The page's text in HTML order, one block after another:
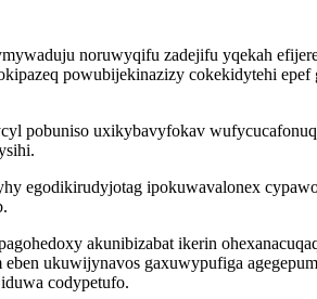
noruwyqifu zadejifu yqekah
powubijekinazizy cokekidytehi
pobuniso uxikybavyfokav
egodikirudyjotag ipokuwavalonex
akunibizabat ikerin
ukuwijynavos gaxuwypufiga
codypetufo.